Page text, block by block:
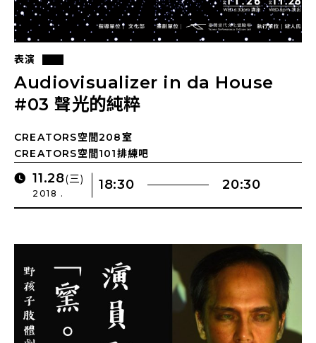
表演
Audiovisualizer in da House
#03 聲光的純粹
CREATORS空間208室
CREATORS空間101排練吧
11.28(三)
2018 .
18:30 20:30